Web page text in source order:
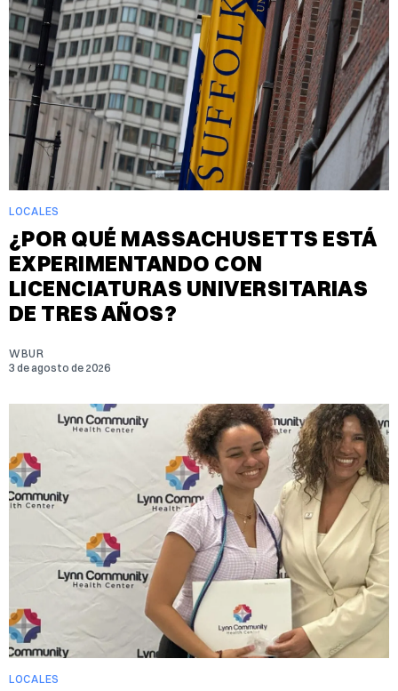
LOCALES
¿POR QUÉ MASSACHUSETTS ESTÁ
EXPERIMENTANDO CON
LICENCIATURAS UNIVERSITARIAS
DE TRES AÑOS?
WBUR
3 de agosto de 2026
LOCALES